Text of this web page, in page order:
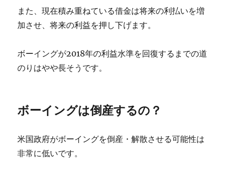
また、現在積み重ねている借金は将来の利払いを増
加させ、将来の利益を押し下げます。
ボーイングが2018年の利益水準を回復するまでの道
のりはやや長そうです。
ボーイングは倒産するの？
米国政府がボーイングを倒産・解散させる可能性は
非常に低いです。